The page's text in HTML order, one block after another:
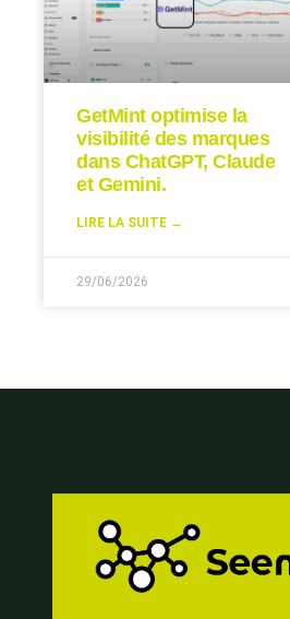
GetMint optimise la
visibilité des marques
dans ChatGPT, Claude
et Gemini.
LIRE LA SUITE →
29/06/2026